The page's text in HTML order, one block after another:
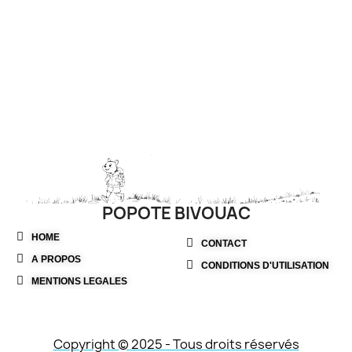
POPOTE BIVOUAC
HOME
A PROPOS
MENTIONS LEGALES
CONTACT
CONDITIONS D'UTILISATION
Copyright © 2025 - Tous droits réservés